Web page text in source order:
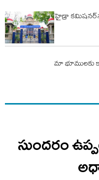
హైడ్రా
మా భూములకు
సుందరం